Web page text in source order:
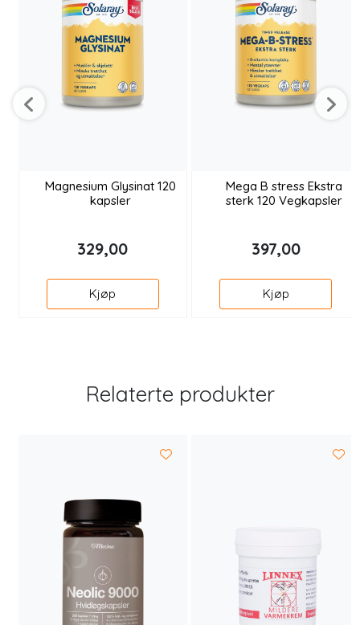
Magnesium Glysinat 120
kapsler
329,00
Kjøp
Mega B stress Ekstra
sterk 120 Vegkapsler
397,00
Kjøp
Relaterte produkter